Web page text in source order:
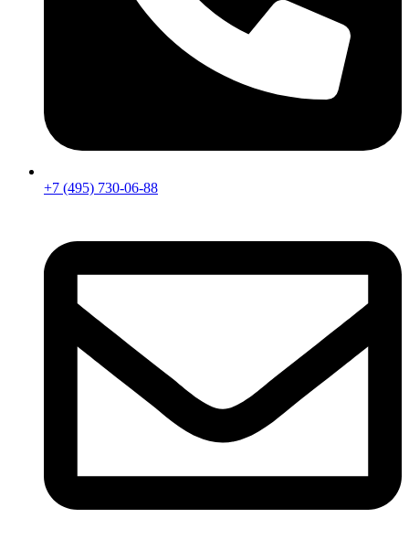
+7 (495) 730-06-88